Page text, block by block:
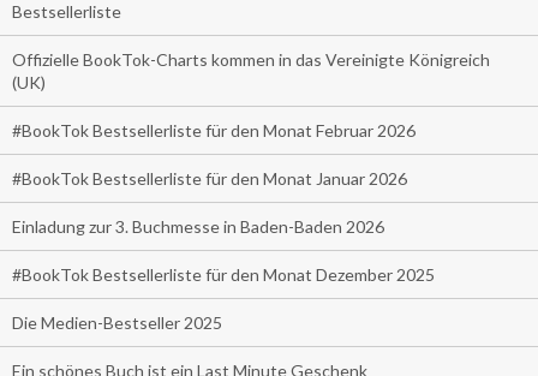
Bestsellerliste
Offizielle BookTok-Charts kommen in das Vereinigte Königreich
(UK)
#BookTok Bestsellerliste für den Monat Februar 2026
#BookTok Bestsellerliste für den Monat Januar 2026
Einladung zur 3. Buchmesse in Baden-Baden 2026
#BookTok Bestsellerliste für den Monat Dezember 2025
Die Medien-Bestseller 2025
Ein schönes Buch ist ein Last Minute Geschenk